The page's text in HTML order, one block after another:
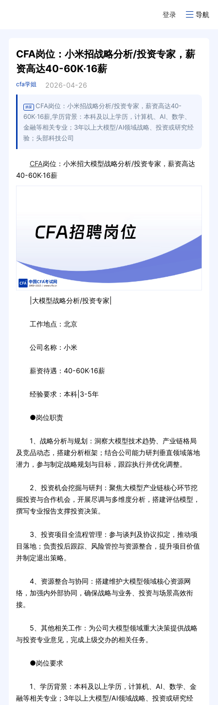
登录 导航
CFA岗位：小米招战略分析/投资专家，薪
资高达40-60K·16薪
cfa学姐 2026-04-26
摘要
CFA岗位：小米招战略分析/投资专家，薪资高达40-
60K·16薪,学历背景：本科及以上学历，计算机、AI、数学、
金融等相关专业；3年以上大模型/AI领域战略、投资或研究经
验；头部科技公司
CFA岗位：小米招大模型战略分析/投资专家，薪资高达
40-60K·16薪
|大模型战略分析/投资专家|
工作地点：北京
公司名称：小米
薪资待遇：40-60K·16薪
经验要求：本科|3-5年
●岗位职责
1、战略分析与规划：洞察大模型技术趋势、产业链格局
及竞品动态，搭建分析框架；结合公司能力研判垂直领域落地
潜力，参与制定战略规划与目标，跟踪执行并优化调整。
2、投资机会挖掘与研判：聚焦大模型产业链核心环节挖
掘投资与合作机会，开展尽调与多维度分析，搭建评估模型，
撰写专业报告支撑投资决策。
3、投资项目全流程管理：参与谈判及协议拟定，推动项
目落地；负责投后跟踪、风险管控与资源整合，提升项目价值
并制定退出策略。
4、资源整合与协同：搭建维护大模型领域核心资源网
络，加强内外部协同，确保战略与业务、投资与场景高效衔
接。
5、其他相关工作：为公司大模型领域重大决策提供战略
与投资专业意见，完成上级交办的相关任务。
●岗位要求
1、学历背景：本科及以上学历，计算机、AI、数学、金
融等相关专业；3年以上大模型/AI领域战略、投资或研究经